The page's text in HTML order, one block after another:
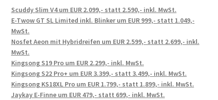
Scuddy Slim V4 um EUR 2.099,- statt 2.590,- inkl. MwSt.
E-Twow GT SL Limited inkl. Blinker um EUR 999,- statt 1.049,-
MwSt.
Nosfet Aeon mit Hybridreifen um EUR 2.599,- statt 2.699,- inkl.
MwSt.
Kingsong S19 Pro um EUR 2.299,- inkl. MwSt.
Kingsong S22 Pro+ um EUR 3.399,- statt 3.499,- inkl. MwSt.
Kingsong KS18XL Pro um EUR 1.799,- statt 1.899,- inkl. MwSt.
Jaykay E-Finne um EUR 479,- statt 699,- inkl. MwSt.